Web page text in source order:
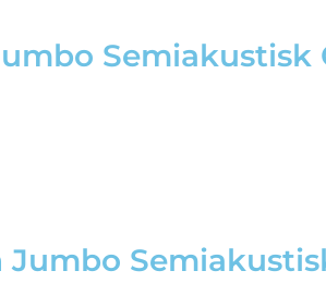
Semiakustisk
Jumbo